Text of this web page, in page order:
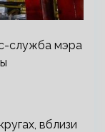
служба мэра
вблизи